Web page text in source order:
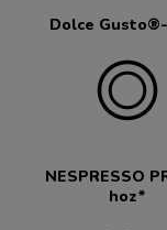
Dolce
NESPRESSO
hoz*